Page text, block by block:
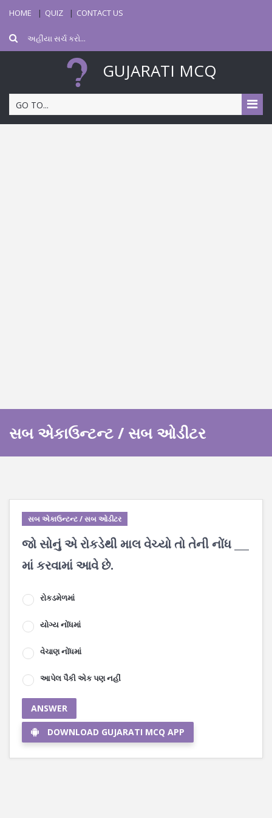
HOME QUIZ CONTACT US
GUJARATI MCQ
GO TO...
સબ એકાઉન્ટન્ટ / સબ ઓડીટર
સબ એકાઉન્ટન્ટ / સબ ઓડીટર
જો સોનું એ રોકડેથી માલ વેચ્યો તો તેની નોંધ ___
માં કરવામાં આવે છે.
રોકડમેળમાં
યોગ્ય નોંધમાં
વેચાણ નોંધમાં
આપેલ પૈકી એક પણ નહીં
ANSWER
DOWNLOAD GUJARATI MCQ APP